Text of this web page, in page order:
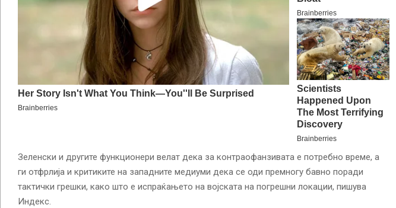
Зеленски и другите функционери велат дека за контраофанзивата е потребно време, а
ги отфрлија и критиките на западните медиуми дека се оди премногу бавно поради
тактички грешки, како што е испраќањето на војската на погрешни локации, пишува
Индекс.